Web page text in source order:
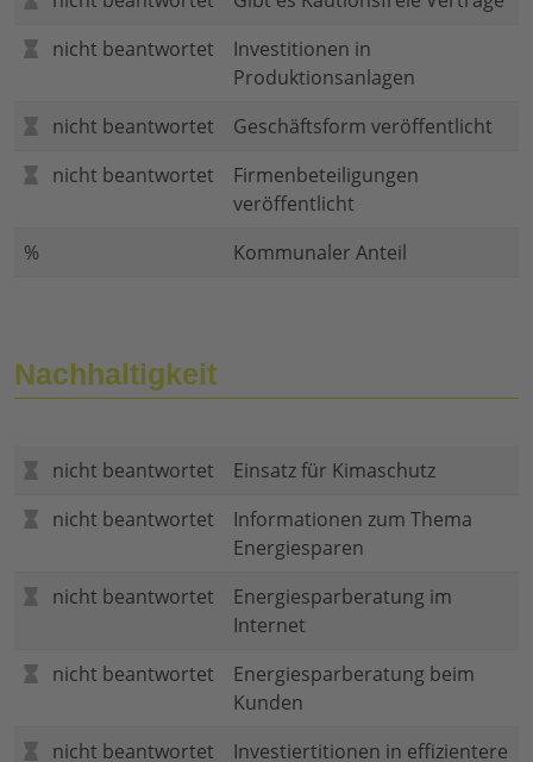
nicht beantwortet
Investitionen in
Produktionsanlagen
nicht beantwortet
Geschäftsform veröffentlicht
nicht beantwortet
Firmenbeteiligungen
veröffentlicht
%
Kommunaler Anteil
Nachhaltigkeit
nicht beantwortet
Einsatz für Kimaschutz
nicht beantwortet
Informationen zum Thema
Energiesparen
nicht beantwortet
Energiesparberatung im
Internet
nicht beantwortet
Energiesparberatung beim
Kunden
nicht beantwortet
Investiertitionen in effizientere